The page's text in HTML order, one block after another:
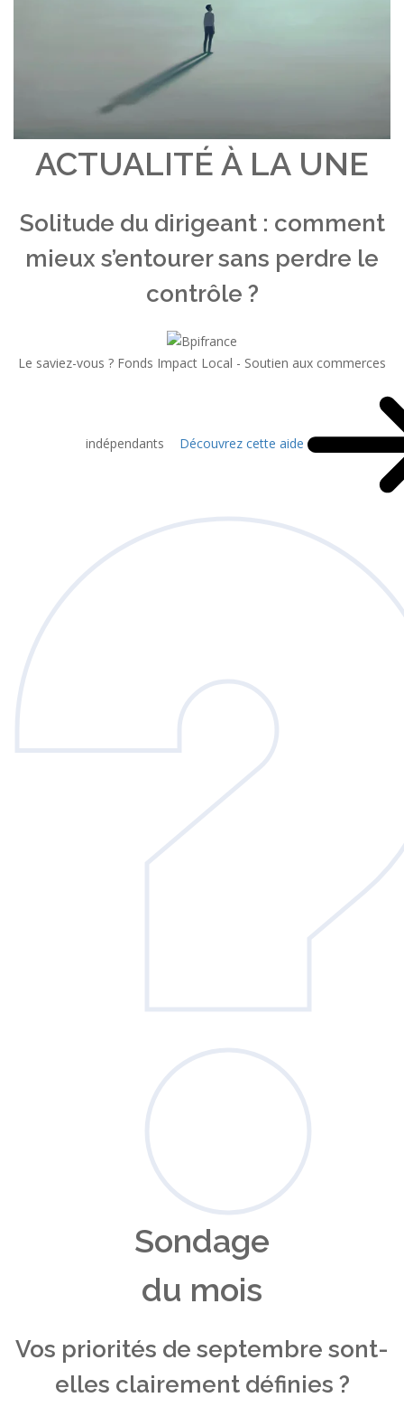
ACTUALITÉ À LA UNE
Solitude du dirigeant : comment
mieux s’entourer sans perdre le
contrôle ?
Le saviez-vous ? Fonds Impact Local - Soutien aux commerces
indépendants Découvrez cette aide
Sondage
du mois
Vos priorités de septembre sont-
elles clairement définies ?